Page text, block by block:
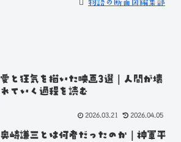
物語の断面図編集部
愛と狂気を描いた映画3選｜人間が壊
れていく過程を読む
2026.03.21 2026.04.05
奥崎謙三とは何者だったのか｜神軍平